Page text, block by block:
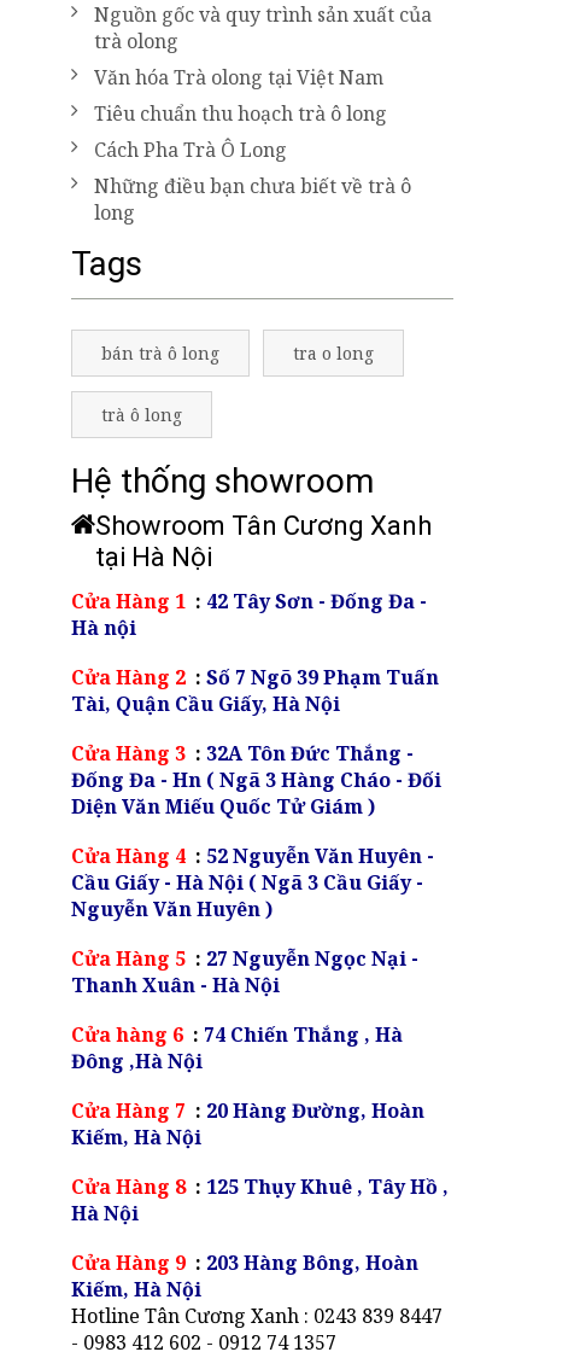
Nguồn gốc và quy trình sản xuất của
trà olong
Văn hóa Trà olong tại Việt Nam
Tiêu chuẩn thu hoạch trà ô long
Cách Pha Trà Ô Long
Những điều bạn chưa biết về trà ô
long
Tags
bán trà ô long tra o long
trà ô long
Hệ thống showroom
Showroom Tân Cương Xanh
tại Hà Nội
Cửa Hàng 1 : 42 Tây Sơn - Đống Đa -
Hà nội
Cửa Hàng 2 : Số 7 Ngõ 39 Phạm Tuấn
Tài, Quận Cầu Giấy, Hà Nội
Cửa Hàng 3 : 32A Tôn Đức Thắng -
Đống Đa - Hn ( Ngã 3 Hàng Cháo - Đối
Diện Văn Miếu Quốc Tử Giám )
Cửa Hàng 4 : 52 Nguyễn Văn Huyên -
Cầu Giấy - Hà Nội ( Ngã 3 Cầu Giấy -
Nguyễn Văn Huyên )
Cửa Hàng 5 : 27 Nguyễn Ngọc Nại -
Thanh Xuân - Hà Nội
Cửa hàng 6 : 74 Chiến Thắng , Hà
Đông ,Hà Nội
Cửa Hàng 7 : 20 Hàng Đường, Hoàn
Kiếm, Hà Nội
Cửa Hàng 8 : 125 Thụy Khuê , Tây Hồ ,
Hà Nội
Cửa Hàng 9 : 203 Hàng Bông, Hoàn
Kiếm, Hà Nội
Hotline Tân Cương Xanh : 0243 839 8447
- 0983 412 602 - 0912 74 1357